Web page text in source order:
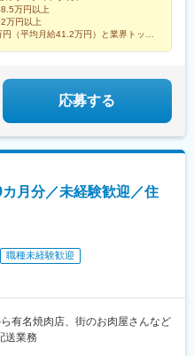
費（実費）※社内規定あり
万円以上
万円以上
（平均月給41.2万円）と業界トップ
応募する
月分／未経験歓迎／住
職種未経験歓迎
有名焼肉店、街のお肉屋さんなど
送業務